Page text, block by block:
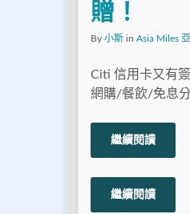
贈！
By 小斯 in Asia Miles
Citi 信用卡又有
網購/餐飲/免息
繼續閱讀
繼續閱讀